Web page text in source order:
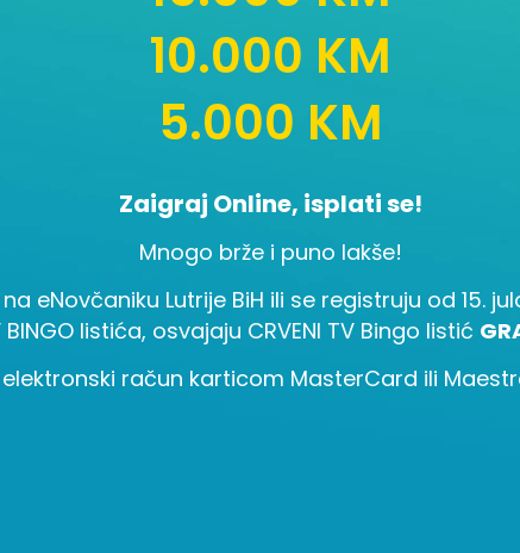
10.000 KM
5.000 KM
Zaigraj Online, isplati se!
Mnogo brže i puno lakše!
eNovčaniku Lutrije BiH ili se registruju od 15.
BINGO listića, osvajaju CRVENI TV Bingo listić
račun karticom MasterCard ili